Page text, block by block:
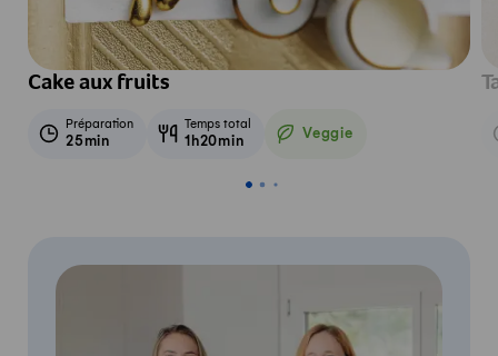
Cake aux fruits
Préparation
25min
Temps total
1h20min Veggie
Veggie